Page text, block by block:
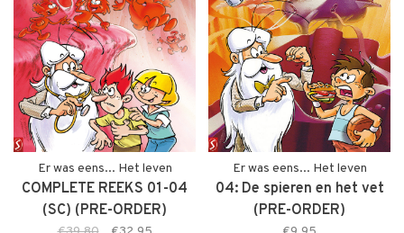
Er was eens... Het leven
COMPLETE REEKS 01-04
(SC) (PRE-ORDER)
Er was eens... Het leven
04: De spieren en het vet
(PRE-ORDER)